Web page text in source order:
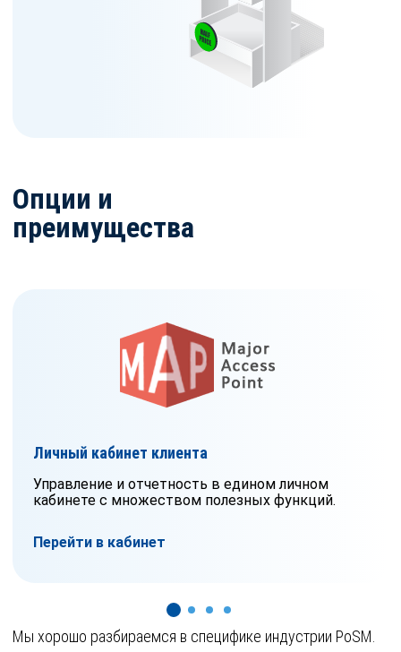
Опции и
преимущества
Личный кабинет клиента
Управление и отчетность в едином личном
кабинете с множеством полезных функций.
Перейти в кабинет
Мы хорошо разбираемся в специфике индустрии PoSM.